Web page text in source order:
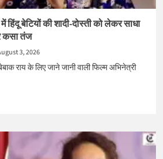
हिंदू बेटियों की शादी-दोस्ती को लेकर साधा
कसा तंज
3, 2026
राय के लिए जाने जानी वाली फिल्म अभिनेत्री